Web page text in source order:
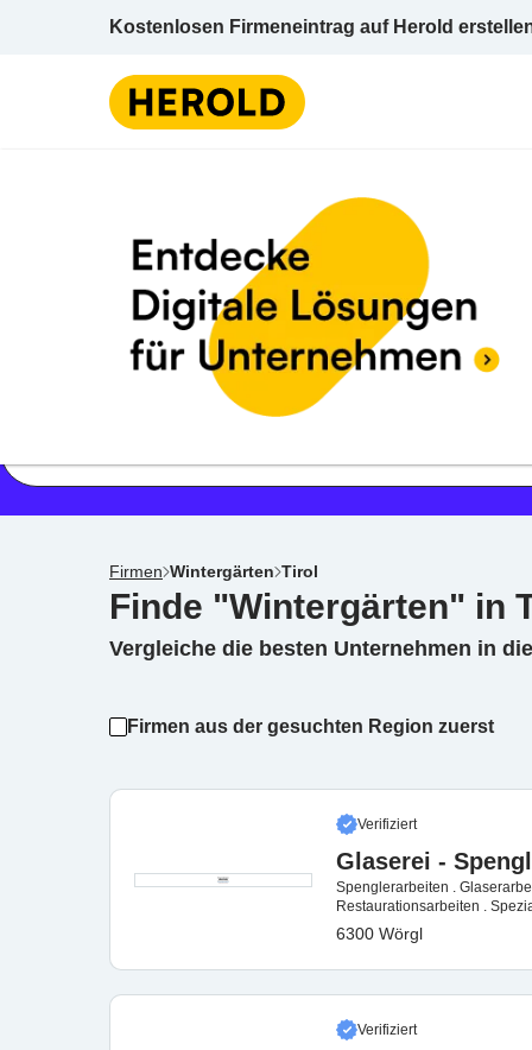
Kostenlosen Firmeneintrag auf Herold
Firmen Wintergärten Tirol
Finde "Wintergärten" in
Vergleiche die besten Unternehmen in
Firmen aus der gesuchten Region zuerst
Verifiziert
Glaserei -
Spenglerarbeiten .
Restaurationsarbeiten .
6300 Wörgl
Verifiziert